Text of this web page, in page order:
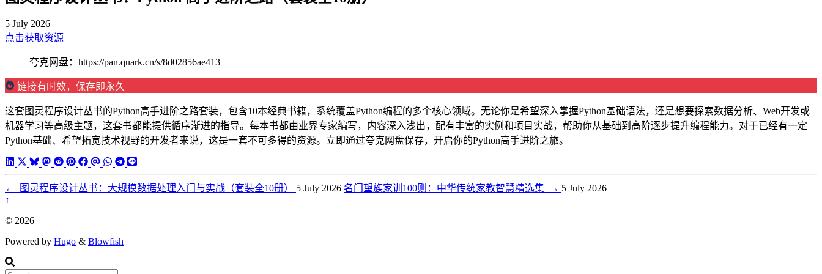
5 July 2026
点击获取资源
夸克网盘：https://pan.quark.cn/s/8d02856ae413
链接有时效，保存即永久
这套图灵程序设计丛书的Python高手进阶之路套装，包含10本经典书籍，系统覆盖Python编程的多个核心领域。无论你是希望深入掌握Python基础语法，还是想要探索数据分析、Web开发或
机器学习等高级主题，这套书都能提供循序渐进的指导。每本书都由业界专家编写，内容深入浅出，配有丰富的实例和项目实战，帮助你从基础到高阶逐步提升编程能力。对于已经有一定
Python基础、希望拓宽技术视野的开发者来说，这是一套不可多得的资源。立即通过夸克网盘保存，开启你的Python高手进阶之旅。
← 图灵程序设计丛书：大规模数据处理入门与实战（套装全10册） 5 July 2026 名门望族家训100则：中华传统家教智慧精选集 → 5 July 2026
↑
© 2026
Powered by Hugo & Blowfish